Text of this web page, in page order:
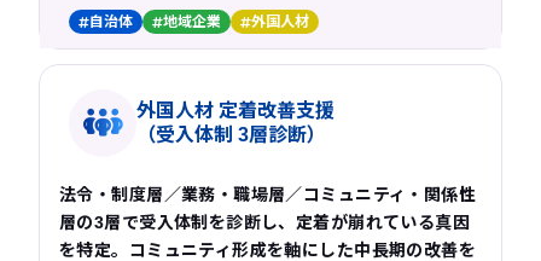
自治体 地域企業 外国人材
外国人材 定着改善支援
（受入体制 3層診断）
法令・制度層／業務・職場層／コミュニティ・関係性
層の3層で受入体制を診断し、定着が崩れている真因
を特定。コミュニティ形成を軸にした中長期の改善を